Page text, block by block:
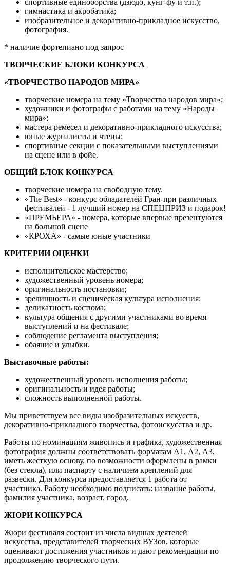
гимнастика и акробатика;
изобразительное и декоративно-прикладное искусство,
фотография.
* наличие фортепиано под запрос
ТВОРЧЕСКИЕ БЛОКИ КОНКУРСА
«ТВОРЧЕСТВО НАРОДОВ МИРА»
творческие номера на тему «Творчество народов мира»;
художники и фотографы с работами на тему «Народы
мира»;
мастера ремесел и декоративно-прикладного искусства;
юные журналисты и чтецы;
спортивные секции с показательными выступлениями
на сцене или в фойе.
ОБЩИЙ БЛОК КОНКУРСА
творческие номера на свободную тему.
«The Best» - конкурс обладателей Гран-при различных
фестивалей - 1 лучший номер на СПЕЦПРИЗ и подарок!
«ПРЕМЬЕРА» - номера, которые впервые презентуются
на большой сцене
«КРОХА» - самые юные участники
КРИТЕРИИ ОЦЕНКИ
исполнительское мастерство;
художественный уровень номера;
оригинальность постановки;
зрелищность и сценическая культура исполнения;
деликатность костюма;
культура общения с другими участниками во время
выступлений и на фестивале;
соблюдение регламента выступления;
обаяние и улыбки.
Выставочные работы:
художественный уровень исполнения работы;
оригинальность и идея работы;
сложность выполненной работы.
Мы приветствуем все виды изобразительных искусств,
декоративно-прикладного творчества, фотоискусства и др.
Работы по номинациям живопись и графика, художественная
фотография должны соответствовать форматам А1, А2, А3,
иметь жесткую основу, по возможности оформлены в рамки
(без стекла), или паспарту с наличием креплений для
развески. Для конкурса предоставляется 1 работа от
участника. Работу необходимо подписать: название работы,
фамилия участника, возраст, город.
ЖЮРИ КОНКУРСА
Жюри фестиваля состоит из числа видных деятелей
искусства, представителей творческих ВУЗов, которые
оценивают достижения участников и дают рекомендации по
продолжению творческого пути.